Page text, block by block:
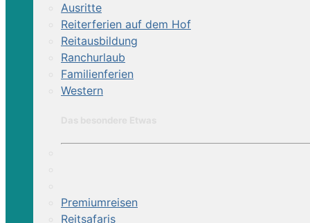
Ausritte
Reiterferien auf dem Hof
Reitausbildung
Ranchurlaub
Familienferien
Western
Premiumreisen
Reitsafaris